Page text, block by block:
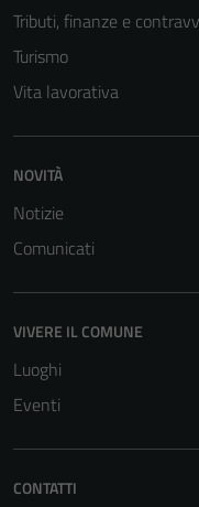
Tributi, finanze e
Turismo
Vita lavorativa
NOVITÀ
Notizie
Comunicati
VIVERE IL COMUNE
Luoghi
Eventi
CONTATTI